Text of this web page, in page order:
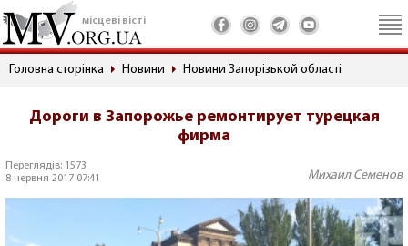
місцеві вісті
Головна сторінка Новини Новини Запорізькой області
Дороги в Запорожье ремонтирует турецкая
фирма
Переглядів: 1573
8 червня 2017 07:41
Михаил Семенов